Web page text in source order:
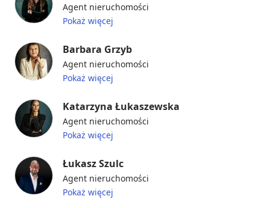
Agent nieruchomości
Pokaż więcej
Barbara Grzyb
Agent nieruchomości
Pokaż więcej
Katarzyna Łukaszewska
Agent nieruchomości
Pokaż więcej
Łukasz Szulc
Agent nieruchomości
Pokaż więcej